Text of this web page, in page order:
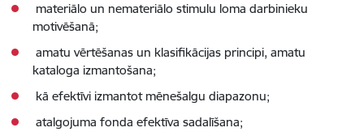
materiālo un nemateriālo stimulu loma darbinieku
motivēšanā;
amatu vērtēšanas un klasifikācijas principi, amatu
kataloga izmantošana;
kā efektīvi izmantot mēnešalgu diapazonu;
atalgojuma fonda efektīva sadalīšana;